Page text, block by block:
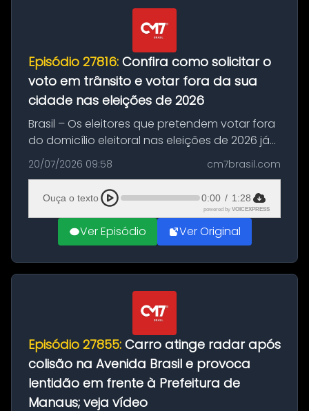
Episódio 27816: Confira como solicitar o
voto em trânsito e votar fora da sua
cidade nas eleições de 2026
Brasil – Os eleitores que pretendem votar fora
do domicílio eleitoral nas eleições de 2026 já
podem solicitar o voto em trânsito a partir
desta segunda-feira (20). O pedido pode ser
feito até 20 de ag...
20/07/2026 09:58 cm7brasil.com
Ouça o texto 0:00 / 1:28
powered by VOICEXPRESS
Ver Episódio Ver Original
Episódio 27855: Carro atinge radar após
colisão na Avenida Brasil e provoca
lentidão em frente à Prefeitura de
Manaus; veja vídeo